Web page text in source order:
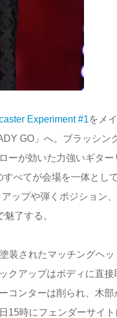
Experiment #1をメ
GO」へ。ブラッシン
ーが効いた力強いギター
べてが会場を一体とし
ップや弾くポジション
了する。
装されたマッチングヘッ
クアップはボディに直接
コンターは削られ、木部
15時にフェンダーサイト